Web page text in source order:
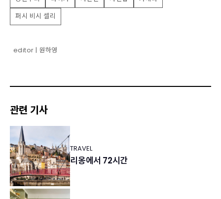
퍼시 비시 셀리
editor | 원하영
관련 기사
TRAVEL
리옹에서 72시간